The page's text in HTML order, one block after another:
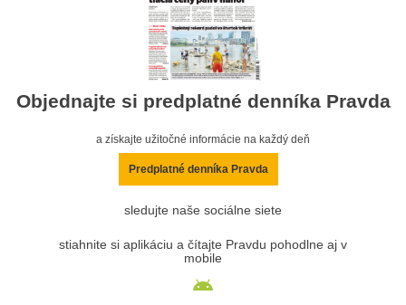
Objednajte si predplatné denníka Pravda
a získajte užitočné informácie na každý deň
Predplatné denníka Pravda
sledujte naše sociálne siete
stiahnite si aplikáciu a čítajte Pravdu pohodlne aj v
mobile